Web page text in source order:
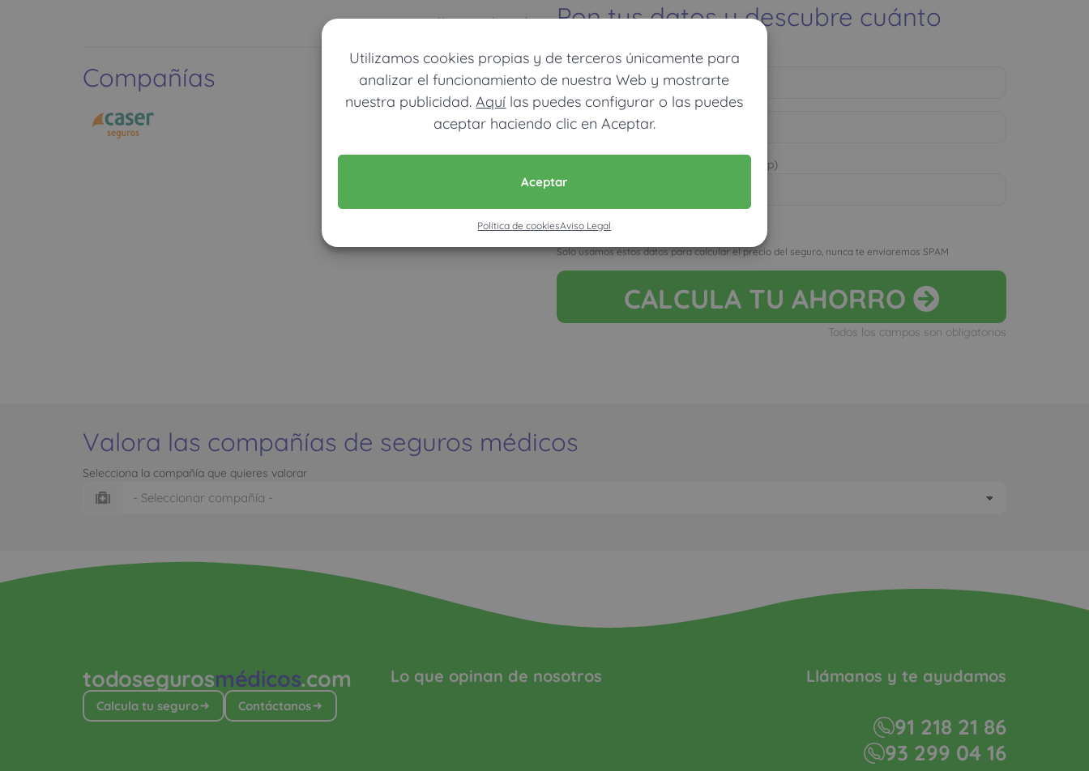
Utilizamos cookies propias y de terceros únicamente para
analizar el funcionamiento de nuestra Web y mostrarte
nuestra publicidad.Aquí las puedes configurar o las puedes
aceptar haciendo clic en Aceptar.
Aceptar
Política de cookiesAviso Legal
Ver mapa más grande
Compañías
Pon tus datos y descubre cuánto
dinero ahorrarías
Móvil (Enviamos resultados vía WhatsApp)
Acepto la nota legal y RGPD
Solo usamos estos datos para calcular el precio del seguro, nunca te enviaremos SPAM
CALCULA TU AHORRO
Todos los campos son obligatorios
Valora las compañías de seguros médicos
Selecciona la compañía que quieres valorar
todosegurosmédicos.com
Calcula tu seguro Contáctanos
Lo que opinan de nosotros Llámanos y te ayudamos
91 218 21 86
93 299 04 16